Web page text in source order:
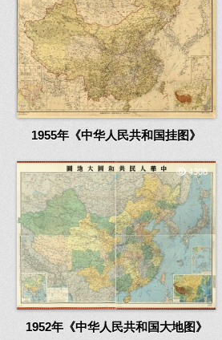
1955年《中华人民共和国挂图》
4308
1952年《中华人民共和国大地图》